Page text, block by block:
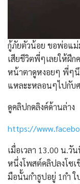
กู้ภัยตัวน้อย ขอพ่อแม่
เสียชีวิตพี่ๆเลยให้ฝึก
หน้าตาดูหงอยๆ พี่ๆนึ
แหละะหลอนๆไปกับ
ดูคลิปกดลิงค์ด้านล่าง
https://
เมื่อเวลา 13.00 น.วั
หนึ่งโพสต์คลิปลงโซ
มือนั้นกำธูปอยู่ 1กำ